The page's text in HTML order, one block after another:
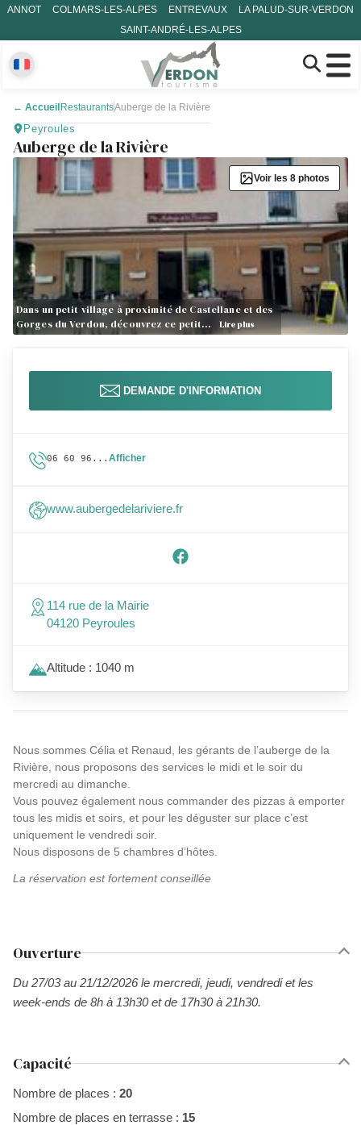
ANNOT COLMARS-LES-ALPES ENTREVAUX
LA PALUD-SUR-VERDON
SAINT-ANDRÉ-LES-ALPES
← Accueil RestaurantsAuberge de la Rivière
Peyroules
Auberge de la Rivière
Dans un petit village à proximité de Castellane et des
Gorges du Verdon, découvrez ce petit…
Lire plus
Voir les 8 photos
Nous sommes Célia et Renaud, les gérants de l’auberge de la
Rivière, nous proposons des services le midi et le soir du
mercredi au dimanche.
Vous pouvez également nous commander des pizzas à emporter
tous les midis et soirs, et pour les déguster sur place c’est
uniquement le vendredi soir.
Nous disposons de 5 chambres d’hôtes.
La réservation est fortement conseillée
Ouverture
Du 27/03 au 21/12/2026 le mercredi, jeudi, vendredi et les
week-ends de 8h à 13h30 et de 17h30 à 21h30.
Capacité
Nombre de places : 20
Nombre de places en terrasse : 15
DEMANDE D'INFORMATION
06 60 96... Afficher
www.aubergedelariviere.fr
114 rue de la Mairie
04120 Peyroules
Altitude : 1040 m